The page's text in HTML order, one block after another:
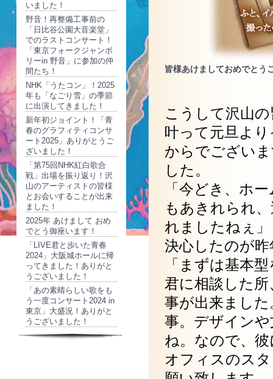
いました！
野音！再整備工事前の
「日比谷公園大音楽堂」
でのラストコンサート！
「東京フォークジャンボ
リーin 野音」に参加の仲
間たち！
NHK「うたコン」！2025
年も「なごり雪」の季節
に出演してきました！
新年初ジョイント！「青
春のグラフィティコンサ
ート2025」ありがとうご
ざいました！
「第75回NHK紅白歌合
戦」出場を振り返り！沢
山のアーティストの皆様
とお会いすることが出来
ました！
2025年 あけまして おめ
でとう御座います！
「LIVE君と歩いた青春
2024」大阪城ホールに帰
ってきました！ありがと
うございました！
「あの素晴らしい歌をも
う一度コンサート2024 in
東京」大盛況！ありがと
うございました！
皆様あけましておめでとう
こうして沢山
叶って元旦よ
からでござい
した。
「今どき、ホ
もあきれられ
れましたねぇ
決心したのが
「まずは基本
君に相談した
事が出来まし
事。デザイン
ね。なので、
オフィスのス